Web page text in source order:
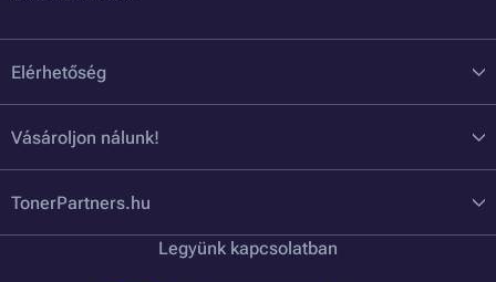
Elérhetőség
Vásároljon nálunk!
TonerPartners.hu
Legyünk kapcsolatban